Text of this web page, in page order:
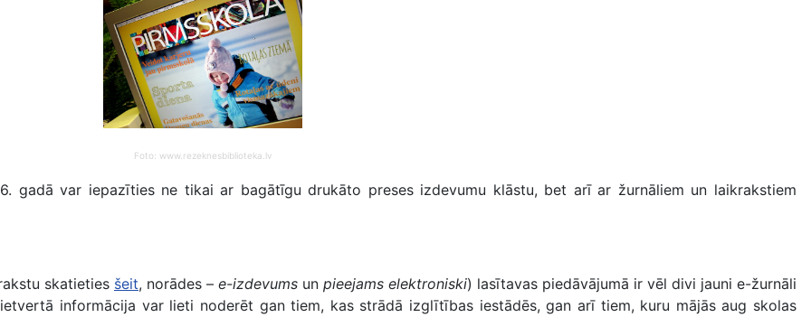
Foto: www.rezeknesbiblioteka.lv
var iepazīties ne tikai ar bagātīgu drukāto preses izdevumu klāstu, bet arī ar žurnāliem un laikrakstiem
skatieties šeit, norādes – e-izdevums un pieejams elektroniski) lasītavas piedāvājumā ir vēl divi jauni e-žurnāli
ietvertā informācija var lieti noderēt gan tiem, kas strādā izglītības iestādēs, gan arī tiem, kuru mājās aug skolas